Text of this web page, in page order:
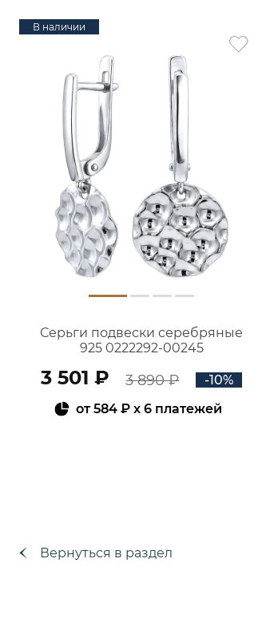
В наличии
Серьги подвески серебряные
925 0222292-00245
3 501 ₽ 3 890 ₽
-10%
от584 ₽ x 6 платежей
Вернуться в раздел